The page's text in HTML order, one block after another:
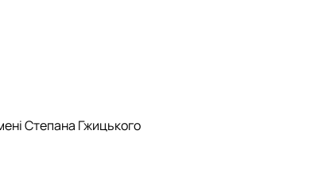
Степана Гжицького